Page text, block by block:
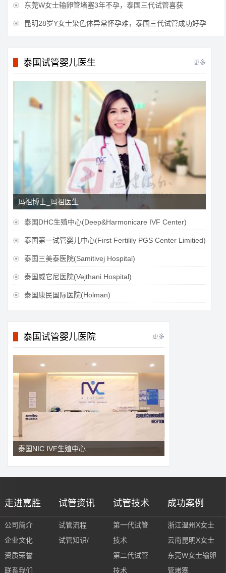
 东莞W女士输卵管堵塞3年不孕，泰国三代试管喜获
 昆明28岁Y女士染色体异常怀孕难，泰国三代试管成功好孕
泰国试管婴儿医生 更多
玛祖博士_玛祖医生
 泰国DHC生殖中心(Deep&Harmonicare IVF Center)
 泰国第一试管婴儿中心(First Fertilily PGS Center Limitied)
 泰国三美泰医院(Samitivej Hospital)
 泰国威它尼医院(Vejthani Hospital)
 泰国康民国际医院(Holman)
泰国试管婴儿医院 更多
泰国NIC IVF生殖中心
走进嘉胜
公司简介
企业文化
资质荣誉
联系我们
试管资讯
试管流程
试管知识/
试管技术
第一代试管
技术
第二代试管
技术
成功案例
浙江温州X女士
云南昆明X女士
东莞W女士输卵
管堵塞